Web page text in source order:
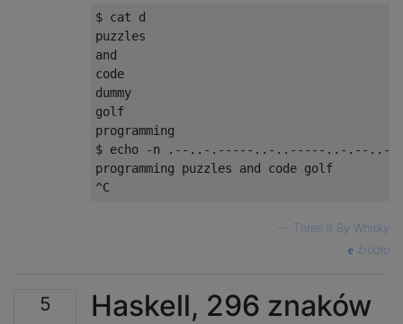
$ cat d
puzzles
and
code
dummy
golf
programming
$ echo -n .--..-.-----..-..-----..-.--
programming puzzles and code golf
Three If By Whisky
źródło
5 Haskell, 296 znaków